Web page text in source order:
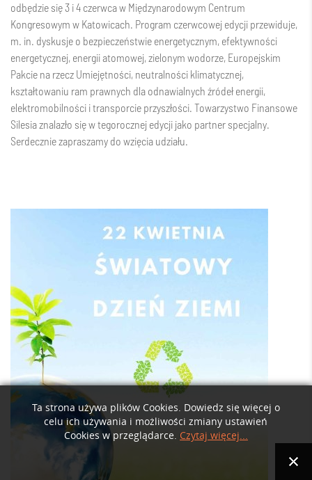
odbędzie się 3 i 4 czerwca w Międzynarodowym Centrum
Kongresowym w Katowicach. Program czerwcowej edycji przewiduje,
m. in. dyskusje o bezpieczeństwie energetycznym, efektywności
energetycznej, energii atomowej, zielonym wodorze, Europejskim
Pakcie na rzecz Umiejętności, neutralności klimatycznej,
kształtowaniu ram prawnych dla odnawialnych źródeł energii,
elektromobilności i transporcie przyszłości. Towarzystwo Finansowe
Silesia znalazło się w tegorocznej edycji jako partner specjalny.
Serdecznie zapraszamy do wzięcia udziału.
Ta strona używa plików Cookies. Dowiedz się więcej o
celu ich używania i możliwości zmiany ustawień
Cookies w przeglądarce. Czytaj więcej...